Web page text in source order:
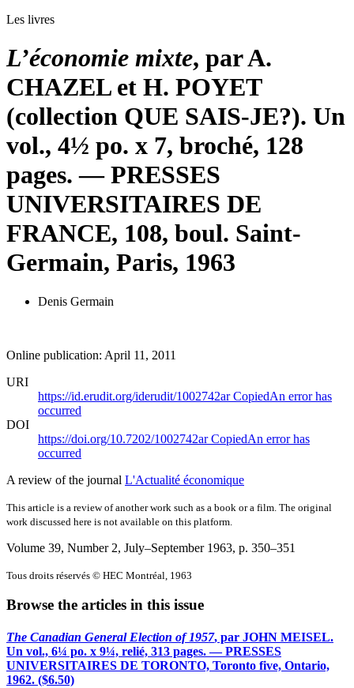
Les livres
L’économie mixte, par A.
CHAZEL et H. POYET
(collection QUE SAIS-JE?). Un
vol., 4½ po. x 7, broché, 128
pages. — PRESSES
UNIVERSITAIRES DE
FRANCE, 108, boul. Saint-
Germain, Paris, 1963
Denis Germain
Online publication: April 11, 2011
URI
https://id.erudit.org/iderudit/1002742arCopiedAn error has
occurred
DOI
https://doi.org/10.7202/1002742arCopiedAn error has
occurred
A review of the journal L'Actualité économique
This article is a review of another work such as a book or a film. The original
work discussed here is not available on this platform.
Volume 39, Number 2, July–September 1963, p. 350–351
Tous droits réservés © HEC Montréal, 1963
Browse the articles in this issue
The Canadian General Election of 1957, par JOHN MEISEL.
Un vol., 6¼ po. x 9¼, relié, 313 pages. — PRESSES
UNIVERSITAIRES DE TORONTO, Toronto five, Ontario,
1962. ($6.50)